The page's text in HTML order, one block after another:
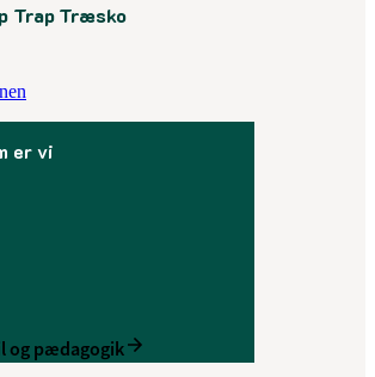
Trap Træsko
er vi
og pædagogik